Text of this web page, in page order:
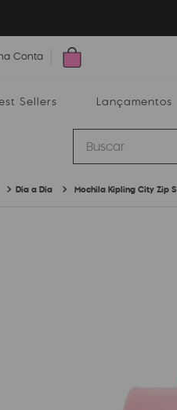
Conta
Sellers Lançamentos
Buscar
Dia a Dia Mochila Kipling City Zip S